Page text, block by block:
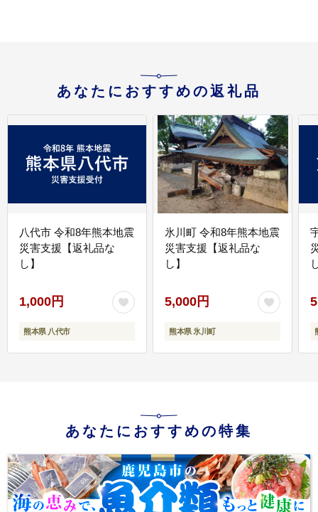
あなたにおすすめの返礼品
八代市 令和8年熊本地震
災害支援【返礼品な
し】
1,000円
熊本県 八代市
氷川町 令和8年熊本地震
災害支援【返礼品な
し】
5,000円
熊本県 氷川町
あなたにおすすめの特集